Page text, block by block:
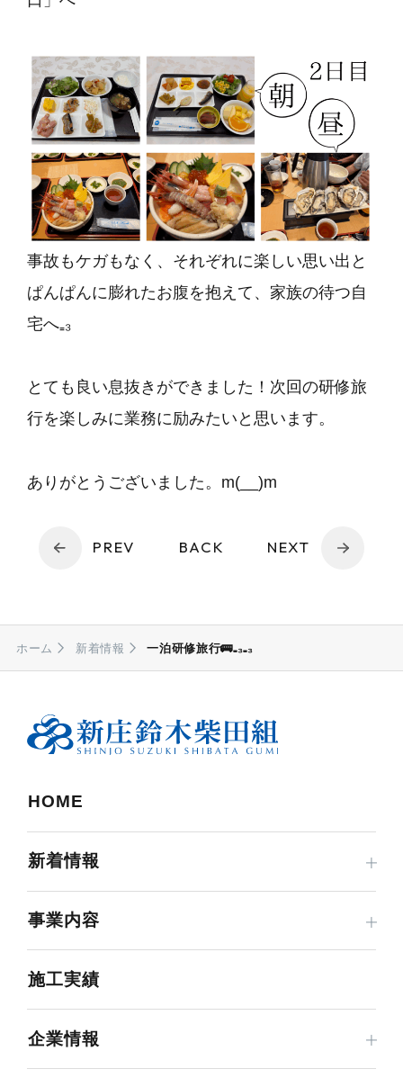
事故もケガもなく、それぞれに楽しい思い出と
ぱんぱんに膨れたお腹を抱えて、家族の待つ自
宅へ₌₃
とても良い息抜きができました！次回の研修旅
行を楽しみに業務に励みたいと思います。
ありがとうございました。m(__)m
PREV BACK NEXT
ホーム 新着情報 一泊研修旅行🚌₌₃₌₃
HOME
新着情報
事業内容
施工実績
企業情報